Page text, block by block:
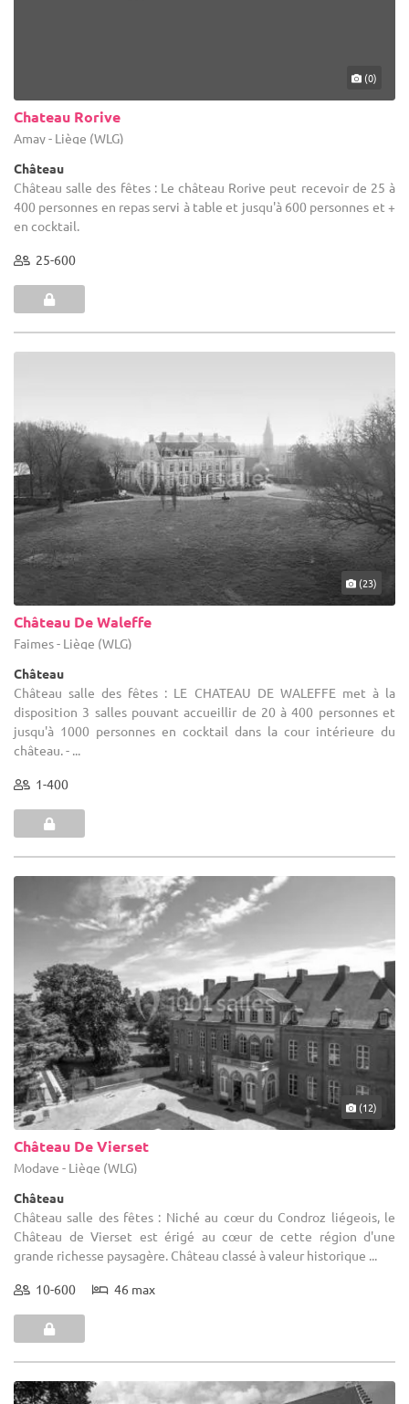
(0)
Chateau Rorive
Amay - Liège (WLG)
Château
Château salle des fêtes : Le château Rorive peut recevoir de 25 à
400 personnes en repas servi à table et jusqu'à 600 personnes et +
en cocktail.
25-600
(23)
Château De Waleffe
Faimes - Liège (WLG)
Château
Château salle des fêtes : LE CHATEAU DE WALEFFE met à la
disposition 3 salles pouvant accueillir de 20 à 400 personnes et
jusqu'à 1000 personnes en cocktail dans la cour intérieure du
château. - ...
1-400
(12)
Château De Vierset
Modave - Liège (WLG)
Château
Château salle des fêtes : Niché au cœur du Condroz liégeois, le
Château de Vierset est érigé au cœur de cette région d'une
grande richesse paysagère. Château classé à valeur historique ...
10-600 46 max